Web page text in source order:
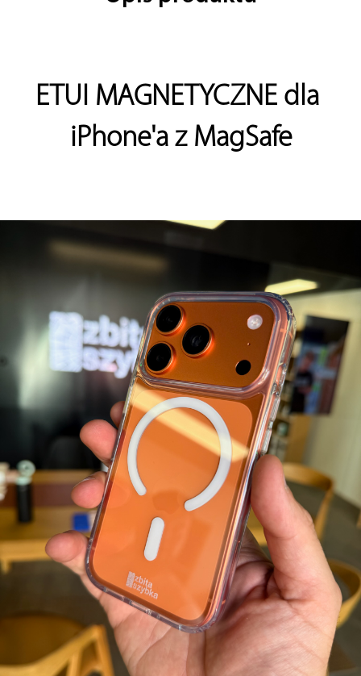
ETUI MAGNETYCZNE dla
iPhone'a z MagSafe